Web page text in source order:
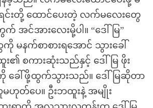
င်းတို့ ထောင်ပေးတဲ့ လက်မလေးတွေ
င်အားလေးမို့ပါ။ “ဒေါ်မြ”
မနက်စာစားရအောင် သွားခေါ်
၏ စကားဆုံးသည်နှင့် ဒေါ်မြ ဖိုး
ကို ခေါ်ဖို့ထွက်သွားသည်။ ဒေါ်မြဆိုတာ
ဟုတ်ပေ။ ဦးဘထူးနဲ့ အမျိုး